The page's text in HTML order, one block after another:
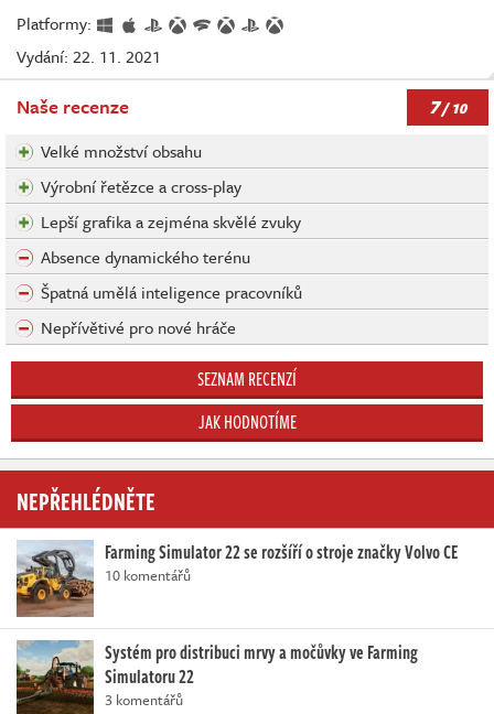
Platformy:
Vydání: 22. 11. 2021
Naše recenze 7/ 10
Velké množství obsahu
Výrobní řetězce a cross-play
Lepší grafika a zejména skvělé zvuky
Absence dynamického terénu
Špatná umělá inteligence pracovníků
Nepřívětivé pro nové hráče
SEZNAM RECENZÍ
JAK HODNOTÍME
NEPŘEHLÉDNĚTE
Farming Simulator 22 se rozšíří o stroje značky Volvo CE
10 komentářů
Systém pro distribuci mrvy a močůvky ve Farming
Simulatoru 22
3 komentářů